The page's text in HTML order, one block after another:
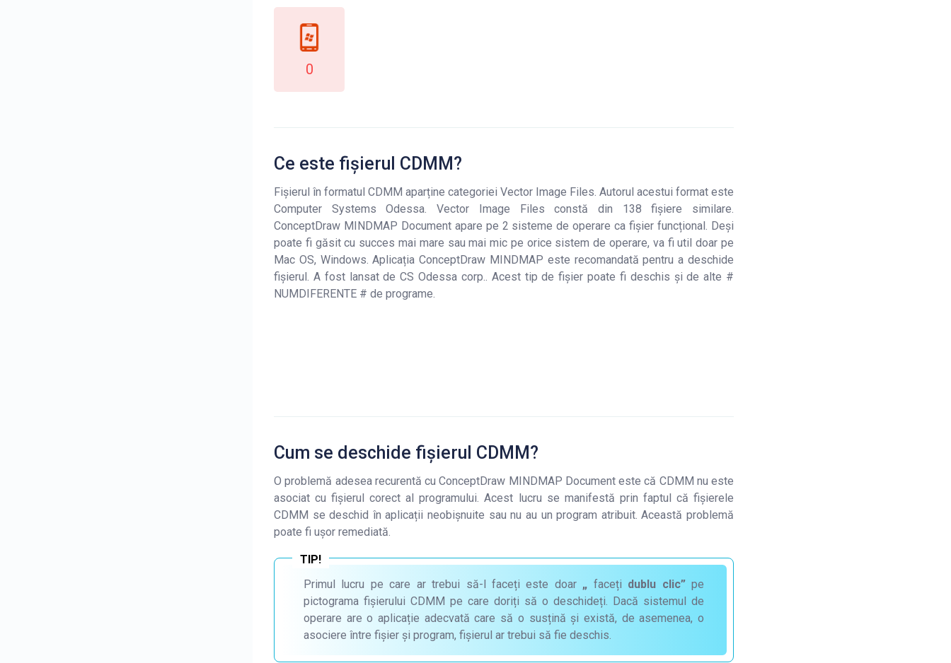
0
Ce este fișierul CDMM?
Fișierul în formatul CDMM aparține categoriei Vector Image Files. Autorul acestui format este
Computer Systems Odessa. Vector Image Files constă din 138 fișiere similare.
ConceptDraw MINDMAP Document apare pe 2 sisteme de operare ca fișier funcțional. Deși
poate fi găsit cu succes mai mare sau mai mic pe orice sistem de operare, va fi util doar pe
Mac OS, Windows. Aplicația ConceptDraw MINDMAP este recomandată pentru a deschide
fișierul. A fost lansat de CS Odessa corp.. Acest tip de fișier poate fi deschis și de alte #
NUMDIFERENTE # de programe.
Cum se deschide fișierul CDMM?
O problemă adesea recurentă cu ConceptDraw MINDMAP Document este că CDMM nu este
asociat cu fișierul corect al programului. Acest lucru se manifestă prin faptul că fișierele
CDMM se deschid în aplicații neobișnuite sau nu au un program atribuit. Această problemă
poate fi ușor remediată.
Primul lucru pe care ar trebui să-l faceți este doar „ faceți dublu clic”pe
pictograma fișierului CDMM pe care doriți să o deschideți. Dacă sistemul de
operare are o aplicație adecvată care să o susțină și există, de asemenea, o
asociere între fișier și program, fișierul ar trebui să fie deschis.